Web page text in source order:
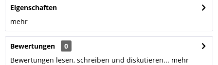
Eigenschaften
mehr
Bewertungen
0
Bewertungen lesen, schreiben und diskutieren... mehr